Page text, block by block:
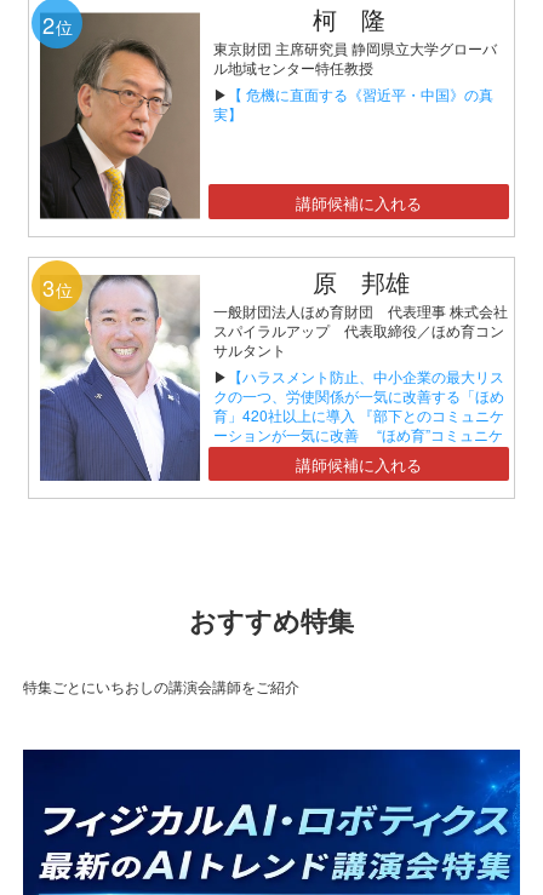
2位 柯 隆
東京財団 主席研究員 静岡県立大学グローバ
ル地域センター特任教授
▶ 【 危機に直面する《習近平・中国》の真
実】
講師候補に入れる
3位 原 邦雄
一般財団法人ほめ育財団 代表理事 株式会社
スパイラルアップ 代表取締役／ほめ育コン
サルタント
▶ 【ハラスメント防止、中小企業の最大リス
クの一つ、労使関係が一気に改善する「ほめ
育」420社以上に導入 『部下とのコミュニケ
ーションが一気に改善 “ほめ育”コミュニケ
ーションセミナー』】講師候補に入れる
おすすめ特集
特集ごとにいちおしの講演会講師をご紹介